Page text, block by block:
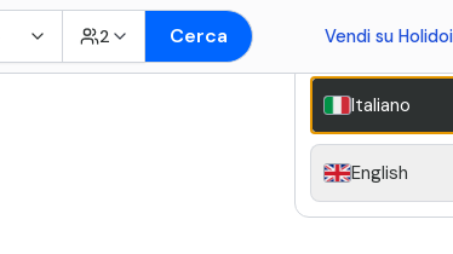
2 Cerca Vendi su
Italiano
English